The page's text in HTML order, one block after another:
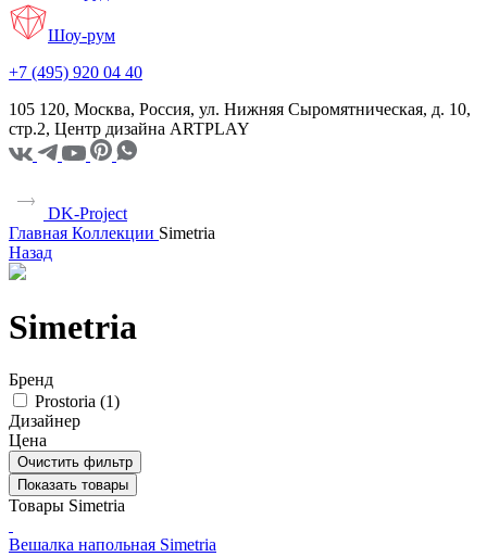
Шоу-рум
+7 (495) 920 04 40
105 120, Москва, Россия, ул. Нижняя Сыромятническая, д. 10,
стр.2, Центр дизайна ARTPLAY
DK-Project
Главная Коллекции Simetria
Назад
Simetria
Бренд
Prostoria (1)
Дизайнер
Цена
Очистить фильтр
Показать товары
Товары Simetria
Вешалка напольная Simetria